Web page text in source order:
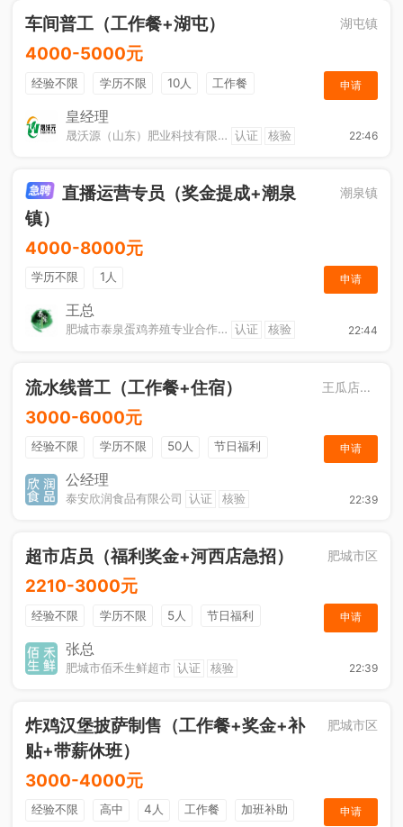
车间普工（工作餐+湖屯） 湖屯镇
4000-5000元
经验不限 学历不限 10人
工作餐
奖励计划
节日福利
申请
皇经理
晟沃源（山东）肥业科技有限公司 认证 核验 22:46
直播运营专员（奖金提成+潮泉
镇）
潮泉镇
4000-8000元
学历不限 1人 申请
王总
肥城市泰泉蛋鸡养殖专业合作社 认证 核验 22:44
流水线普工（工作餐+住宿） 王瓜店街道
3000-6000元
经验不限 学历不限 50人
节日福利
工作餐
申请
公经理
泰安欣润食品有限公司 认证 核验 22:39
超市店员（福利奖金+河西店急招） 肥城市区
2210-3000元
经验不限 学历不限 5人
节日福利
综合补贴
申请
张总
肥城市佰禾生鲜超市 认证 核验 22:39
炸鸡汉堡披萨制售（工作餐+奖金+补
贴+带薪休班）
肥城市区
3000-4000元
经验不限 高中 4人 工作餐 加班补助 申请